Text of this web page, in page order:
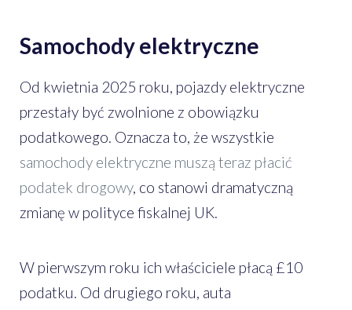
Samochody elektryczne
Od kwietnia 2025 roku, pojazdy elektryczne
przestały być zwolnione z obowiązku
podatkowego. Oznacza to, że wszystkie
samochody elektryczne muszą teraz płacić
podatek drogowy, co stanowi dramatyczną
zmianę w polityce fiskalnej UK.
W pierwszym roku ich właściciele płacą £10
podatku. Od drugiego roku, auta